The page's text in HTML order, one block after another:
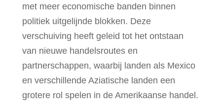
met meer economische banden binnen
politiek uitgelijnde blokken. Deze
verschuiving heeft geleid tot het ontstaan
van nieuwe handelsroutes en
partnerschappen, waarbij landen als Mexico
en verschillende Aziatische landen een
grotere rol spelen in de Amerikaanse handel.